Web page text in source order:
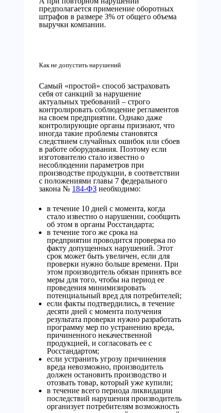
предполагается применение оборотных
штрафов в размере 3% от общего объема
выручки компании.
Как не допустить нарушений
Самый «простой» способ застраховать
себя от санкций за нарушение
актуальных требований – строго
контролировать соблюдение регламентов
на своем предприятии. Однако даже
контролирующие органы признают, что
иногда такие проблемы становятся
следствием случайных ошибок или сбоев
в работе оборудования. Поэтому если
изготовителю стало известно о
несоблюдении параметров при
производстве продукции, в соответствии
с положениями главы 7 федерального
закона № 184-ФЗ необходимо:
в течение 10 дней с момента, когда
стало известно о нарушении, сообщить
об этом в органы Росстандарта;
в течение того же срока на
предприятии проводится проверка по
факту допущенных нарушений. Этот
срок может быть увеличен, если для
проверки нужно больше времени. При
этом производитель обязан принять все
меры для того, чтобы на период ее
проведения минимизировать
потенциальный вред для потребителей;
если факты подтвердились, в течение
десяти дней с момента получения
результата проверки нужно разработать
программу мер по устранению вреда,
причиненного некачественной
продукцией, и согласовать ее с
Росстандартом;
если устранить угрозу причинения
вреда невозможно, производитель
должен остановить производство и
отозвать товар, который уже купили;
в течение всего периода ликвидации
последствий нарушения производитель
организует потребителям возможность